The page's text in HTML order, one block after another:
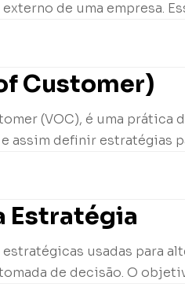
de uma empresa.
Customer)
(VOC), é uma
assim definir estratégias
Estratégia
usadas para
de decisão. O